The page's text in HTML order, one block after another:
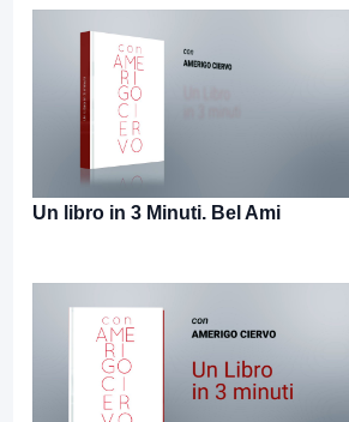
Un libro in 3 Minuti. Bel Ami